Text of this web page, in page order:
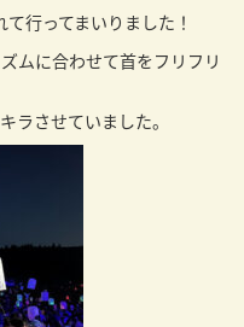
行ってまいりました！
ムに合わせて首をフリフリ
ラさせていました。